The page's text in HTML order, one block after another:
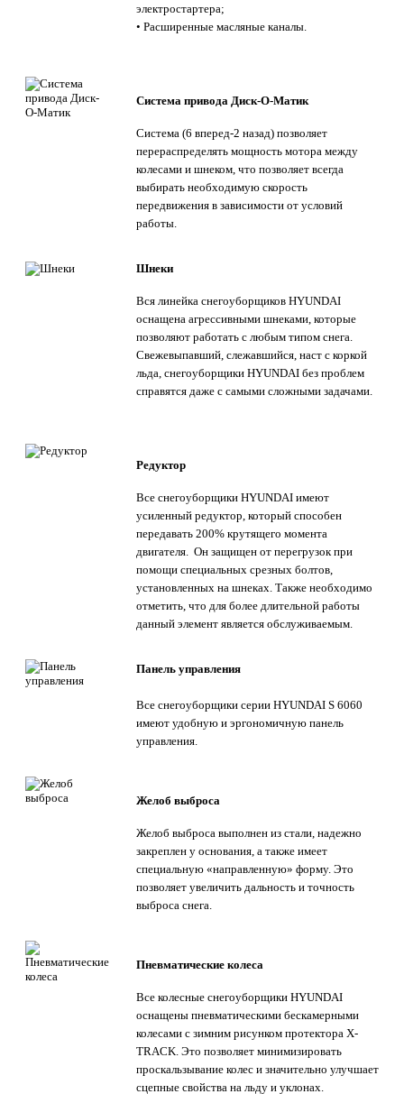
электростартера;
• Расширенные масляные каналы.
Система привода Диск-О-Матик
Система (6 вперед-2 назад) позволяет
перераспределять мощность мотора между
колесами и шнеком, что позволяет всегда
выбирать необходимую скорость
передвижения в зависимости от условий
работы.
Шнеки
Вся линейка снегоуборщиков HYUNDAI
оснащена агрессивными шнеками, которые
позволяют работать с любым типом снега.
Свежевыпавший, слежавшийся, наст с коркой
льда, снегоуборщики HYUNDAI без проблем
справятся даже с самыми сложными задачами.
Редуктор
Все снегоуборщики HYUNDAI имеют
усиленный редуктор, который способен
передавать 200% крутящего момента
двигателя. Он защищен от перегрузок при
помощи специальных срезных болтов,
установленных на шнеках. Также необходимо
отметить, что для более длительной работы
данный элемент является обслуживаемым.
Панель управления
Все снегоуборщики серии HYUNDAI S 6060
имеют удобную и эргономичную панель
управления.
Желоб выброса
Желоб выброса выполнен из стали, надежно
закреплен у основания, а также имеет
специальную «направленную» форму. Это
позволяет увеличить дальность и точность
выброса снега.
Пневматические колеса
Все колесные снегоуборщики HYUNDAI
оснащены пневматическими бескамерными
колесами с зимним рисунком протектора X-
TRACK. Это позволяет минимизировать
проскальзывание колес и значительно улучшает
сцепные свойства на льду и уклонах.